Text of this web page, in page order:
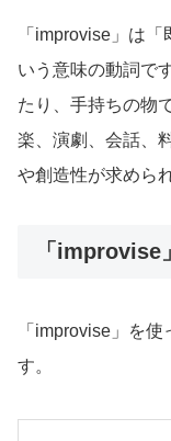
「improvise」は
いう意味の動詞で
たり、手持ちの物
楽、演劇、会話、
や創造性が求めら
「improvise
「improvise」を
す。